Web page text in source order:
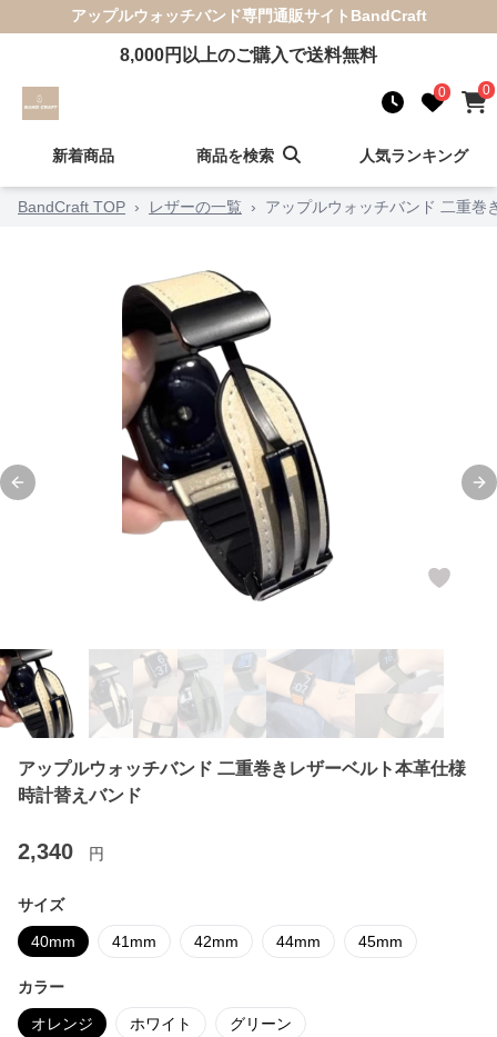
アップルウォッチバンド専門通販サイト BandCraft
8,000円以上のご購入で送料無料
0 0
新着商品 商品を検索 人気ランキング
BandCraft TOP › レザーの一覧 › アップルウォッチバンド 二重巻
Previous slide
アップルウォッチバンド 二重巻きレザーベルト本革仕様
時計替えバンド
2,340 円
サイズ
40mm 41mm 42mm 44mm 45mm
カラー
オレンジ ホワイト グリーン